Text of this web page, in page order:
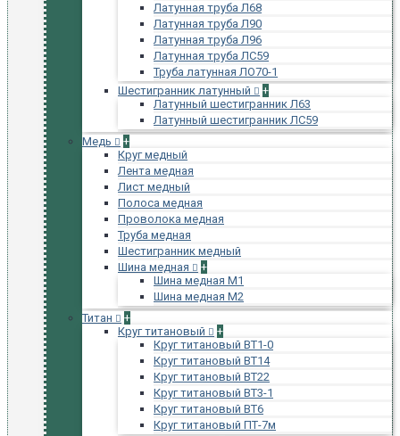
Латунная труба Л68
Латунная труба Л90
Латунная труба Л96
Латунная труба ЛС59
Труба латунная ЛО70-1
Шестигранник латунный
+
Латунный шестигранник Л63
Латунный шестигранник ЛС59
Медь
+
Круг медный
Лента медная
Лист медный
Полоса медная
Проволока медная
Труба медная
Шестигранник медный
Шина медная
+
Шина медная М1
Шина медная М2
Титан
+
Круг титановый
+
Круг титановый ВТ1-0
Круг титановый ВТ14
Круг титановый ВТ22
Круг титановый ВТ3-1
Круг титановый ВТ6
Круг титановый ПТ-7м